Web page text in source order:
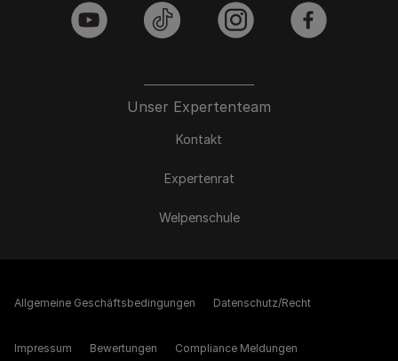
Unser Expertenteam
Kontakt
Expertenrat
Welpenschule
youtube tiktok instagram facebook
Allgemeine Geschäftsbedingungen Datenschutz/Recht
Impressum Bewertungen Compliance Meldungen